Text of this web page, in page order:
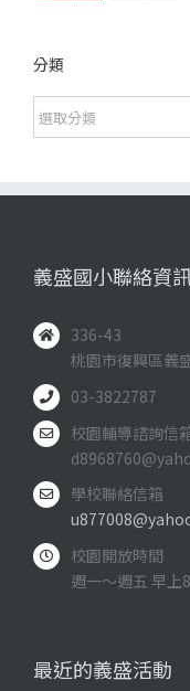
分類
分
類
義盛國小聯絡資
336-43
桃園市復興區義
03-3822787
校園輔導諮詢信
學校聯絡信箱
校園開放時間
週一～週五 早上
最近的義盛活動